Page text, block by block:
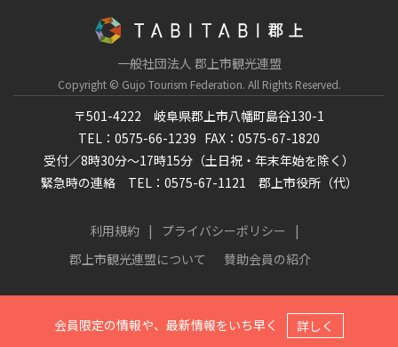
一般社団法人 郡上市観光連盟
Copyright © Gujo Tourism Federation. All Rights Reserved.
〒501-4222 岐阜県郡上市八幡町島谷130-1
TEL：0575-66-1239 FAX：0575-67-1820
受付／8時30分～17時15分（土日祝・年末年始を除く）
緊急時の連絡 TEL：0575-67-1121 郡上市役所（代）
利用規約
プライバシーポリシー
郡上市観光連盟について
賛助会員の紹介
会員限定の情報や、最新情報をいち早く 詳しく